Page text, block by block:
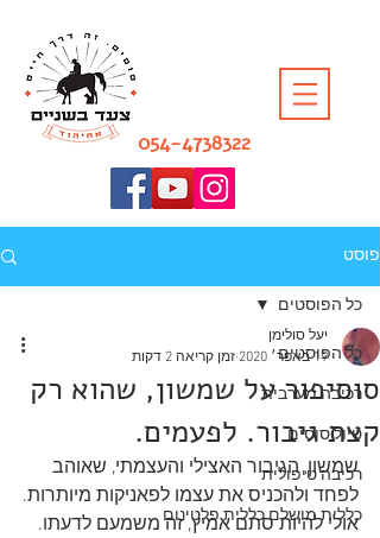
054-4738322
פוסט
כל הפוסטים
רכיבה מערבית
טיול סוסים
רכיבה טיפולית
כללית מושלם כללית פלטינום
כל הפוסטים
סוסיפור על שמשון, שהוא רק
קצת גיבור. לפעמים.
יעל סולימן
19 באפר׳ 2020
זמן קריאה 2 דקות
שמשון, הגיבור האצילי והעצמתי, שאוהב
לפחד ולהכניס את עצמו לפאניקות מיותרות.
אולי להיות סתם אמיץ, זה משמעם לדעתו.